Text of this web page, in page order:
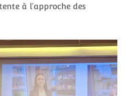
à l’approche des